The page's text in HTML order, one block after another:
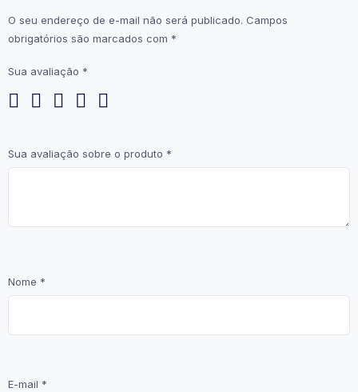
O seu endereço de e-mail não será publicado. Campos
obrigatórios são marcados com *
Sua avaliação *
Sua avaliação sobre o produto *
Nome *
E-mail *